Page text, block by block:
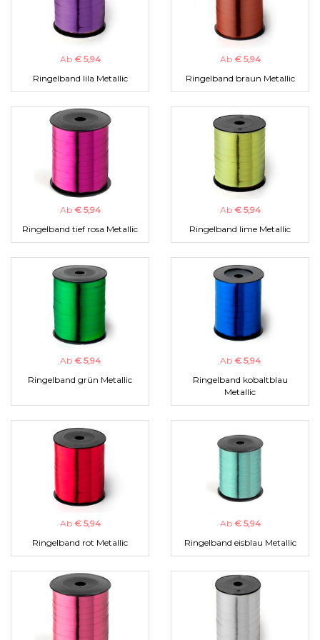
Ab € 5,94
Ringelband lila Metallic
Ab € 5,94
Ringelband braun Metallic
Ab € 5,94
Ringelband tief rosa Metallic
Ab € 5,94
Ringelband lime Metallic
Ab € 5,94
Ringelband grün Metallic
Ab € 5,94
Ringelband kobaltblau
Metallic
Ab € 5,94
Ringelband rot Metallic
Ab € 5,94
Ringelband eisblau Metallic